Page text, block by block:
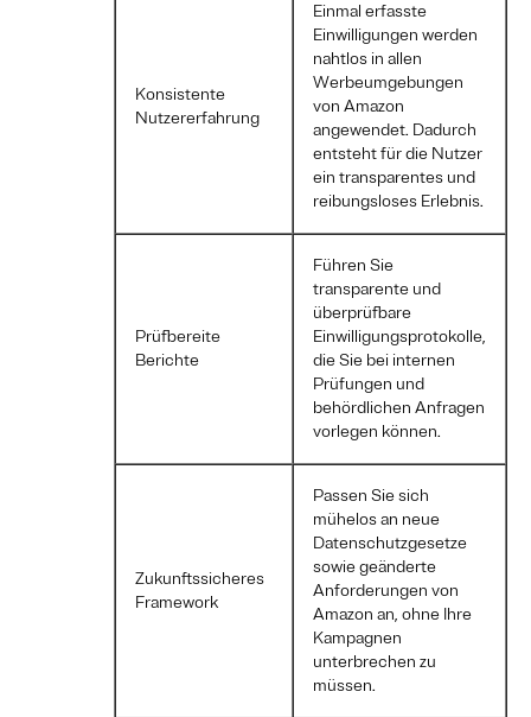
Konsistente
Nutzererfahrung
Einmal erfasste
Einwilligungen werden
nahtlos in allen
Werbeumgebungen
von Amazon
angewendet. Dadurch
entsteht für die Nutzer
ein transparentes und
reibungsloses Erlebnis.
Prüfbereite
Berichte
Führen Sie
transparente und
überprüfbare
Einwilligungsprotokolle,
die Sie bei internen
Prüfungen und
behördlichen Anfragen
vorlegen können.
Zukunftssicheres
Framework
Passen Sie sich
mühelos an neue
Datenschutzgesetze
sowie geänderte
Anforderungen von
Amazon an, ohne Ihre
Kampagnen
unterbrechen zu
müssen.